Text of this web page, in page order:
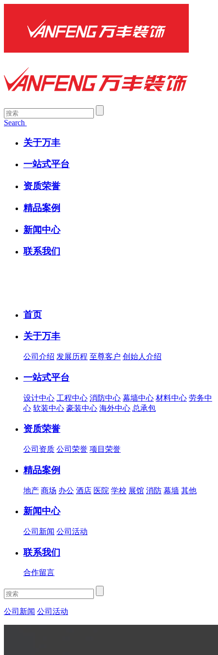
Search
关于万丰
一站式平台
资质荣誉
精品案例
新闻中心
联系我们
首页
关于万丰
公司介绍 发展历程 至尊客户 创始人介绍
一站式平台
设计中心 工程中心 消防中心 幕墙中心 材料中心 劳务中
心 软装中心 豪装中心 海外中心 总承包
资质荣誉
公司资质 公司荣誉 项目荣誉
精品案例
地产 商场 办公 酒店 医院 学校 展馆 消防 幕墙 其他
新闻中心
公司新闻 公司活动
联系我们
合作留言
公司新闻 公司活动